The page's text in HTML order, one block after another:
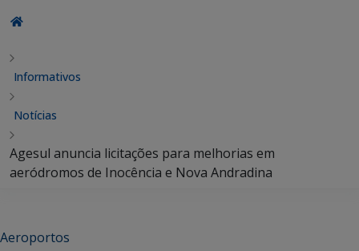
Informativos
Notícias
Agesul anuncia licitações para melhorias em
aeródromos de Inocência e Nova Andradina
Aeroportos